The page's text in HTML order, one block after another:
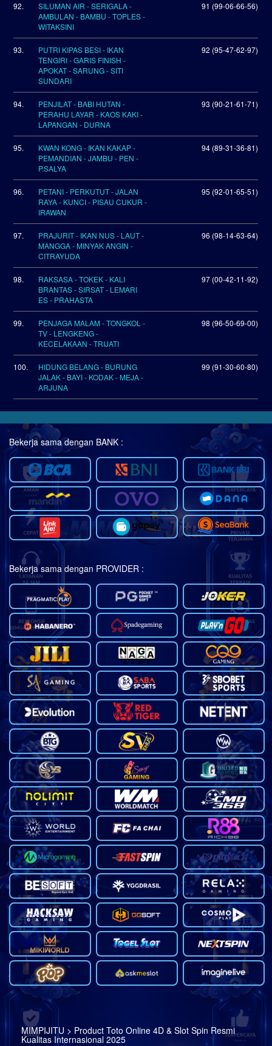
92.
SILUMAN AIR - SERIGALA -
AMBULAN - BAMBU - TOPLES -
WITAKSINI
91 (99-06-66-56)
93.
PUTRI KIPAS BESI - IKAN
TENGIRI - GARIS FINISH -
APOKAT - SARUNG - SITI
SUNDARI
92 (95-47-62-97)
94.
PENJILAT - BABI HUTAN -
PERAHU LAYAR - KAOS KAKI -
LAPANGAN - DURNA
93 (90-21-61-71)
95.
KWAN KONG - IKAN KAKAP -
PEMANDIAN - JAMBU - PEN -
P.SALYA
94 (89-31-36-81)
96.
PETANI - PERKUTUT - JALAN
RAYA - KUNCI - PISAU CUKUR -
IRAWAN
95 (92-01-65-51)
97.
PRAJURIT - IKAN NUS - LAUT -
MANGGA - MINYAK ANGIN -
CITRAYUDA
96 (98-14-63-64)
98.
RAKSASA - TOKEK - KALI
BRANTAS - SIRSAT - LEMARI
ES - PRAHASTA
97 (00-42-11-92)
99.
PENJAGA MALAM - TONGKOL -
TV - LENGKENG -
KECELAKAAN - TRIJATI
98 (96-50-69-00)
100.
HIDUNG BELANG - BURUNG
JALAK - BAYI - KODAK - MEJA -
ARJUNA
99 (91-30-60-80)
Bekerja sama dengan BANK :
Bekerja sama dengan PROVIDER :
MIMPIJITU > Product Toto Online 4D & Slot Spin Resmi
Kualitas Internasional 2025